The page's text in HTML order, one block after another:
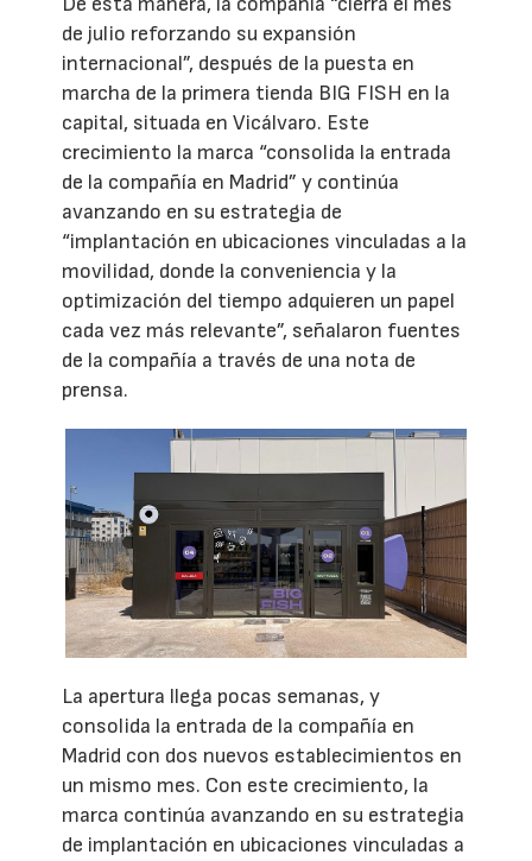
de julio reforzando su expansión
internacional”, después de la puesta en
marcha de la primera tienda BIG FISH en la
capital, situada en Vicálvaro. Este
crecimiento la marca “consolida la entrada
de la compañía en Madrid” y continúa
avanzando en su estrategia de
“implantación en ubicaciones vinculadas a la
movilidad, donde la conveniencia y la
optimización del tiempo adquieren un papel
cada vez más relevante”, señalaron fuentes
de la compañía a través de una nota de
prensa.
La apertura llega pocas semanas, y
consolida la entrada de la compañía en
Madrid con dos nuevos establecimientos en
un mismo mes. Con este crecimiento, la
marca continúa avanzando en su estrategia
de implantación en ubicaciones vinculadas a